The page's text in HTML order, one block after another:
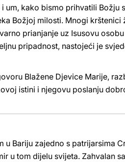
um, kako bismo prihvatili Božju
Božjoj milosti. Mnogi
prianjanje uz Isusovu
pripadnost, nastojeći je
Blažene Djevice Marije,
istini i njegovu poslanju
u Bariju zajedno s patrijarsima
u tom dijelu svijeta. Zahvalan